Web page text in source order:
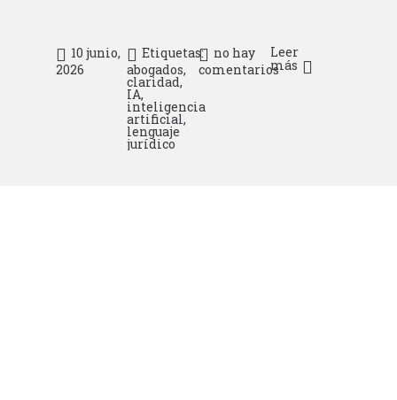
10 junio,
2026
Etiquetas:
abogados,
claridad,
IA,
inteligencia
artificial,
lenguaje
jurídico
no hay
comentarios
Leer
más